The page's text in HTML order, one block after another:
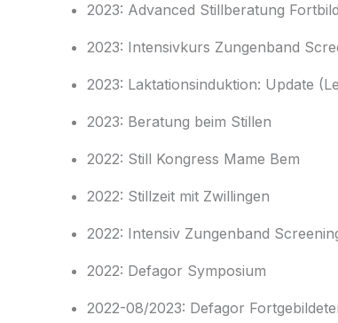
2023: Advanced Stillberatung
2023: Intensivkurs Zungenband
2023: Laktationsinduktion: Update
2023: Beratung beim Stillen
2022: Still Kongress Mame Bem
2022: Stillzeit mit Zwillingen
2022: Intensiv Zungenband
2022: Defagor Symposium
2022-08/2023: Defagor